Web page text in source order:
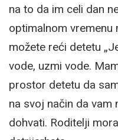
na to da im celi dan
optimalnom vremenu
možete reći detetu
vode, uzmi vode.
prostor detetu da
na svoj način da vam
dohvati. Roditelji